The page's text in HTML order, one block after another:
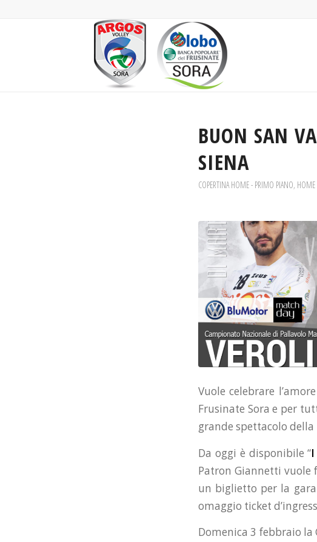
BUON SAN
SIENA
COPERTINA HOME - PRIMO PIANO, HOME
Vuole celebrare
Frusinate Sora e per
grande spettacolo della
Da oggi è disponibile “
Patron Giannetti vuole
un biglietto per la
omaggio ticket
Domenica 3 febbraio la